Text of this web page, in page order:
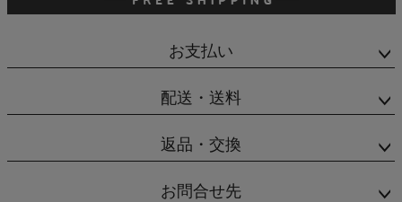
お支払い
配送・送料
返品・交換
お問合せ先